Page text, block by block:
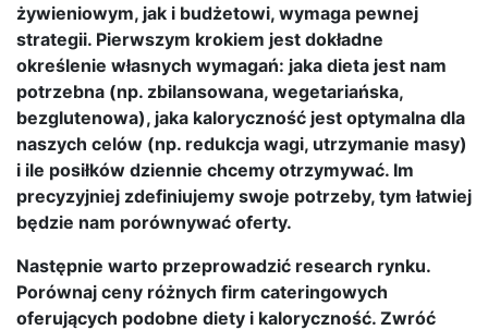
żywieniowym, jak i budżetowi, wymaga pewnej
strategii. Pierwszym krokiem jest dokładne
określenie własnych wymagań: jaka dieta jest nam
potrzebna (np. zbilansowana, wegetariańska,
bezglutenowa), jaka kaloryczność jest optymalna dla
naszych celów (np. redukcja wagi, utrzymanie masy)
i ile posiłków dziennie chcemy otrzymywać. Im
precyzyjniej zdefiniujemy swoje potrzeby, tym łatwiej
będzie nam porównywać oferty.
Następnie warto przeprowadzić research rynku.
Porównaj ceny różnych firm cateringowych
oferujących podobne diety i kaloryczność. Zwróć